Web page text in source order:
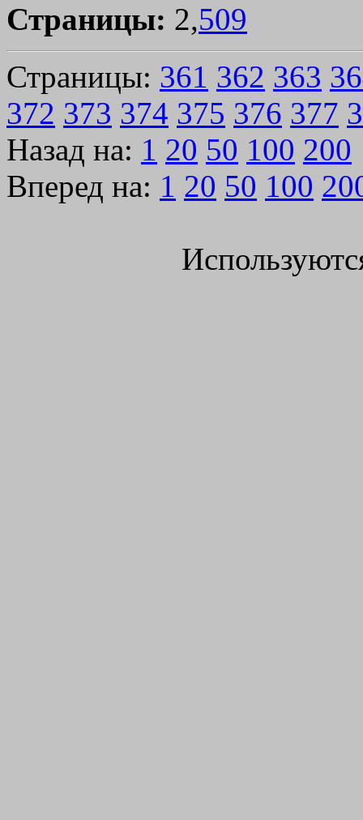
Страницы: 2,509
Страницы: 361 362 363
372 373 374 375 376 377
Назад на: 1 20 50 100 200
Вперед на: 1 20 50 100